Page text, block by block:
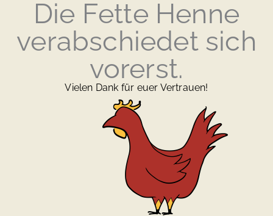
Die Fette Henne
verabschiedet sich
vorerst.
Vielen Dank für euer Vertrauen!